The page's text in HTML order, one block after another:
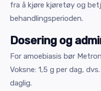
fra å kjøre kjøretøy og
behandlingsperioden.
Dosering og
For amoebiasis bør
Voksne: 1,5 g per dag,
daglig.